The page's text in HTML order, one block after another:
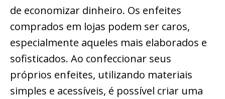
de economizar dinheiro. Os enfeites
comprados em lojas podem ser caros,
especialmente aqueles mais elaborados e
sofisticados. Ao confeccionar seus
próprios enfeites, utilizando materiais
simples e acessíveis, é possível criar uma